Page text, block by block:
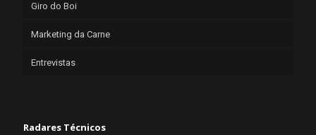
Giro do Boi
Marketing da Carne
Entrevistas
Radares Técnicos